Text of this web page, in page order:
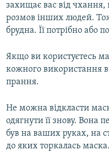
захищає вас від
розмов інших людей.
брудна. Її потрібно або
Якщо ви користуєтесь
кожного використання
прання.
Не можна відкласти
одягнути її знову. Вона
був на ваших руках, на
до яких торкалась маска.